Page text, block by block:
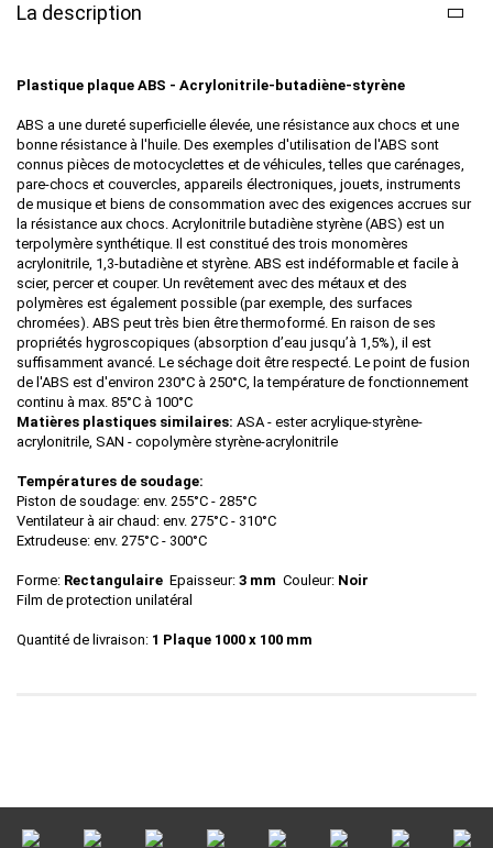
La description
Plastique plaque ABS - Acrylonitrile-butadiène-styrène
ABS a une dureté superficielle élevée, une résistance aux chocs et une
bonne résistance à l'huile. Des exemples d'utilisation de l'ABS sont
connus pièces de motocyclettes et de véhicules, telles que carénages,
pare-chocs et couvercles, appareils électroniques, jouets, instruments
de musique et biens de consommation avec des exigences accrues sur
la résistance aux chocs. Acrylonitrile butadiène styrène (ABS) est un
terpolymère synthétique. Il est constitué des trois monomères
acrylonitrile, 1,3-butadiène et styrène. ABS est indéformable et facile à
scier, percer et couper. Un revêtement avec des métaux et des
polymères est également possible (par exemple, des surfaces
chromées). ABS peut très bien être thermoformé. En raison de ses
propriétés hygroscopiques (absorption d’eau jusqu’à 1,5%), il est
suffisamment avancé. Le séchage doit être respecté. Le point de fusion
de l'ABS est d'environ 230°C à 250°C, la température de fonctionnement
continu à max. 85°C à 100°C
Matières plastiques similaires: ASA - ester acrylique-styrène-
acrylonitrile, SAN - copolymère styrène-acrylonitrile
Températures de soudage:
Piston de soudage: env. 255°C - 285°C
Ventilateur à air chaud: env. 275°C - 310°C
Extrudeuse: env. 275°C - 300°C
Forme: Rectangulaire Epaisseur: 3 mm Couleur: Noir
Film de protection unilatéral
Quantité de livraison: 1 Plaque 1000 x 100 mm